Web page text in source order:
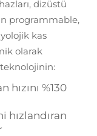
dizüstü
programmable,
kas
olarak
%130
hızlandıran